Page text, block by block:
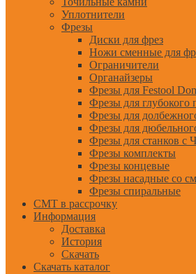
Уплотнители
Фрезы
Диски для фрез
Ножи сменные для
Ограничители
Органайзеры
Фрезы для Festool
Фрезы для глубокого
Фрезы для
Фрезы для
Фрезы для станков с
Фрезы комплекты
Фрезы концевые
Фрезы насадные со
Фрезы спиральные
CMT в рассрочку
Информация
Доставка
История
Скачать
Скачать каталог